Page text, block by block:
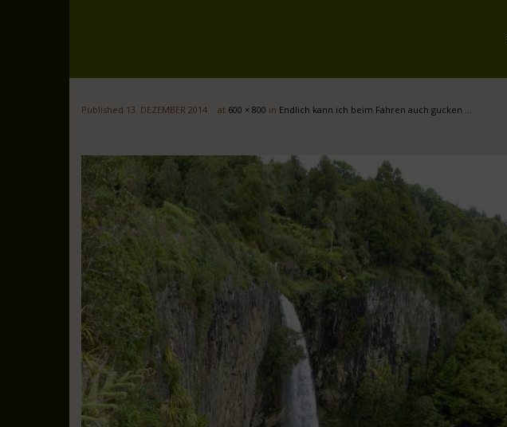
Published 13. DEZEMBER 2014 at 600 × 800 in Endlich kann ich beim Fahren auch gucken …